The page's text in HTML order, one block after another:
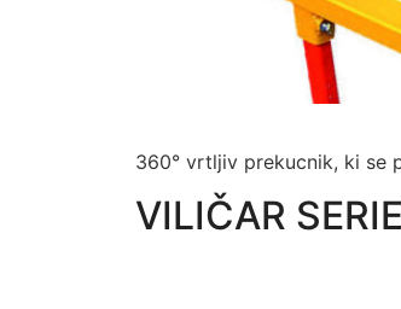
360° vrtljiv prekucnik, ki se
VILIČAR